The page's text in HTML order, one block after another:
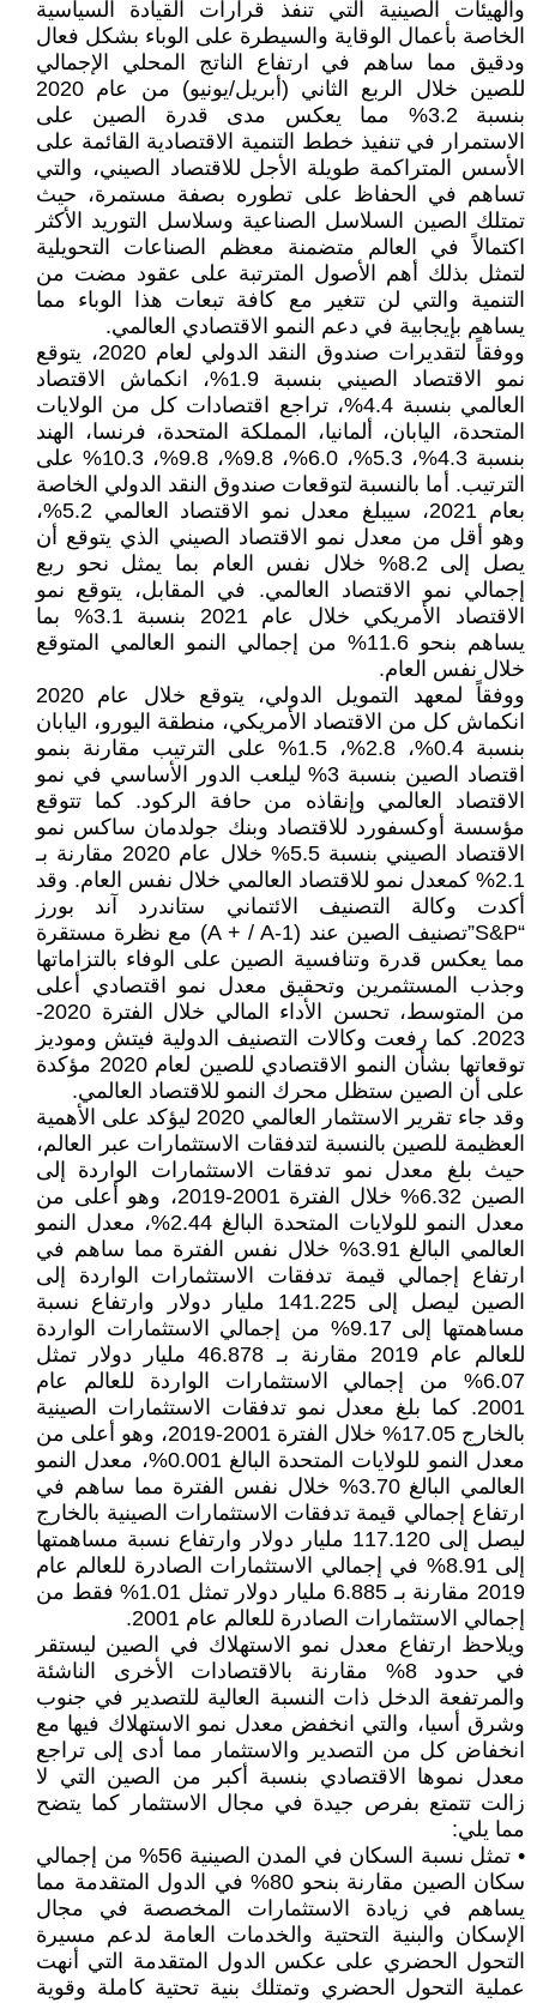
والهيئات الصينية التي تنفذ قرارات القيادة السياسية
الخاصة بأعمال الوقاية والسيطرة على الوباء بشكل فعال
ودقيق مما ساهم في ارتفاع الناتج المحلي الإجمالي
للصين خلال الربع الثاني (أبريل/يونيو) من عام 2020
بنسبة 3.2% مما يعكس مدى قدرة الصين على
الاستمرار في تنفيذ خطط التنمية الاقتصادية القائمة على
الأسس المتراكمة طويلة الأجل للاقتصاد الصيني، والتي
تساهم في الحفاظ على تطوره بصفة مستمرة، حيث
تمتلك الصين السلاسل الصناعية وسلاسل التوريد الأكثر
اكتمالاً في العالم متضمنة معظم الصناعات التحويلية
لتمثل بذلك أهم الأصول المترتبة على عقود مضت من
التنمية والتي لن تتغير مع كافة تبعات هذا الوباء مما
يساهم بإيجابية في دعم النمو الاقتصادي العالمي.
ووفقاً لتقديرات صندوق النقد الدولي لعام 2020، يتوقع
نمو الاقتصاد الصيني بنسبة 1.9%، انكماش الاقتصاد
العالمي بنسبة 4.4%، تراجع اقتصادات كل من الولايات
المتحدة، اليابان، ألمانيا، المملكة المتحدة، فرنسا، الهند
بنسبة 4.3%، 5.3%، 6.0%، 9.8%، 9.8%، 10.3% على
الترتيب. أما بالنسبة لتوقعات صندوق النقد الدولي الخاصة
بعام 2021، سيبلغ معدل نمو الاقتصاد العالمي 5.2%،
وهو أقل من معدل نمو الاقتصاد الصيني الذي يتوقع أن
يصل إلى 8.2% خلال نفس العام بما يمثل نحو ربع
إجمالي نمو الاقتصاد العالمي. في المقابل، يتوقع نمو
الاقتصاد الأمريكي خلال عام 2021 بنسبة 3.1% بما
يساهم بنحو 11.6% من إجمالي النمو العالمي المتوقع
خلال نفس العام.
ووفقاً لمعهد التمويل الدولي، يتوقع خلال عام 2020
انكماش كل من الاقتصاد الأمريكي، منطقة اليورو، اليابان
بنسبة 0.4%، 2.8%، 1.5% على الترتيب مقارنة بنمو
اقتصاد الصين بنسبة 3% ليلعب الدور الأساسي في نمو
الاقتصاد العالمي وإنقاذه من حافة الركود. كما تتوقع
مؤسسة أوكسفورد للاقتصاد وبنك جولدمان ساكس نمو
الاقتصاد الصيني بنسبة 5.5% خلال عام 2020 مقارنة بـ
2.1% كمعدل نمو للاقتصاد العالمي خلال نفس العام. وقد
أكدت وكالة التصنيف الائتماني ستاندرد آند بورز
“S&P”تصنيف الصين عند (A + / A-1) مع نظرة مستقرة
مما يعكس قدرة وتنافسية الصين على الوفاء بالتزاماتها
وجذب المستثمرين وتحقيق معدل نمو اقتصادي أعلى
من المتوسط، تحسن الأداء المالي خلال الفترة 2020-
2023. كما رفعت وكالات التصنيف الدولية فيتش وموديز
توقعاتها بشأن النمو الاقتصادي للصين لعام 2020 مؤكدة
على أن الصين ستظل محرك النمو للاقتصاد العالمي.
وقد جاء تقرير الاستثمار العالمي 2020 ليؤكد على الأهمية
العظيمة للصين بالنسبة لتدفقات الاستثمارات عبر العالم،
حيث بلغ معدل نمو تدفقات الاستثمارات الواردة إلى
الصين 6.32% خلال الفترة 2001-2019، وهو أعلى من
معدل النمو للولايات المتحدة البالغ 2.44%، معدل النمو
العالمي البالغ 3.91% خلال نفس الفترة مما ساهم في
ارتفاع إجمالي قيمة تدفقات الاستثمارات الواردة إلى
الصين ليصل إلى 141.225 مليار دولار وارتفاع نسبة
مساهمتها إلى 9.17% من إجمالي الاستثمارات الواردة
للعالم عام 2019 مقارنة بـ 46.878 مليار دولار تمثل
6.07% من إجمالي الاستثمارات الواردة للعالم عام
2001. كما بلغ معدل نمو تدفقات الاستثمارات الصينية
بالخارج 17.05% خلال الفترة 2001-2019، وهو أعلى من
معدل النمو للولايات المتحدة البالغ 0.001%، معدل النمو
العالمي البالغ 3.70% خلال نفس الفترة مما ساهم في
ارتفاع إجمالي قيمة تدفقات الاستثمارات الصينية بالخارج
ليصل إلى 117.120 مليار دولار وارتفاع نسبة مساهمتها
إلى 8.91% في إجمالي الاستثمارات الصادرة للعالم عام
2019 مقارنة بـ 6.885 مليار دولار تمثل 1.01% فقط من
إجمالي الاستثمارات الصادرة للعالم عام 2001.
ويلاحظ ارتفاع معدل نمو الاستهلاك في الصين ليستقر
في حدود 8% مقارنة بالاقتصادات الأخرى الناشئة
والمرتفعة الدخل ذات النسبة العالية للتصدير في جنوب
وشرق أسيا، والتي انخفض معدل نمو الاستهلاك فيها مع
انخفاض كل من التصدير والاستثمار مما أدى إلى تراجع
معدل نموها الاقتصادي بنسبة أكبر من الصين التي لا
زالت تتمتع بفرص جيدة في مجال الاستثمار كما يتضح
مما يلي:
• تمثل نسبة السكان في المدن الصينية 56% من إجمالي
سكان الصين مقارنة بنحو 80% في الدول المتقدمة مما
يساهم في زيادة الاستثمارات المخصصة في مجال
الإسكان والبنية التحتية والخدمات العامة لدعم مسيرة
التحول الحضري على عكس الدول المتقدمة التي أنهت
عملية التحول الحضري وتمتلك بنية تحتية كاملة وقوية